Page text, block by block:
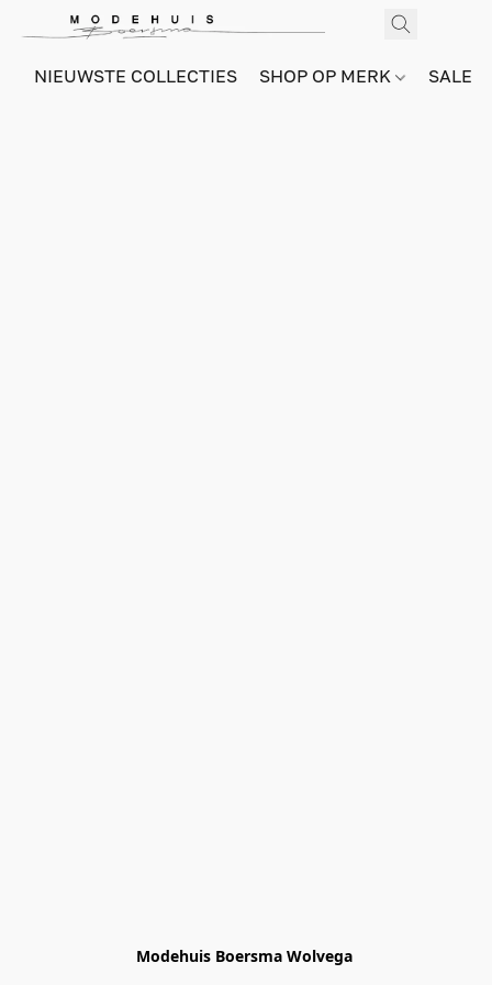
NIEUWSTE COLLECTIES SHOP OP MERK SALE
Modehuis Boersma Wolvega